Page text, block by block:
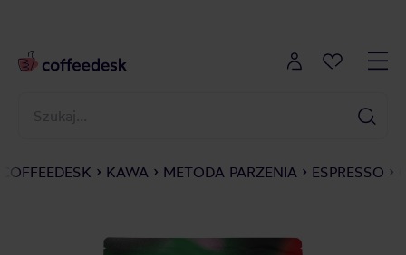
COFFEEDESK KAWA METODA PARZENIA ESPRESSO